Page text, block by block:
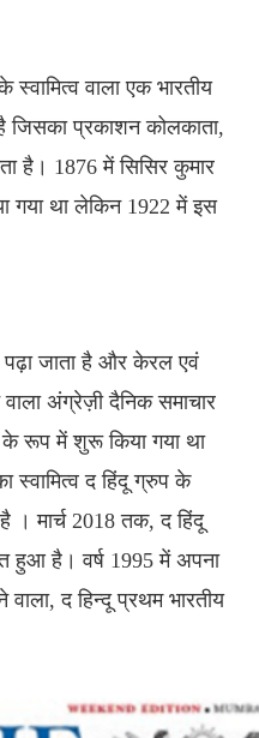
वाला एक भारतीय
जिसका प्रकाशन कोलकाता,
है। 1876 में सिसिर कुमार
गया था लेकिन 1922 में इस
पढ़ा जाता है और केरल एवं
अंग्रेज़ी दैनिक समाचार
के रूप में शुरू किया गया था
स्वामित्व द हिंदू ग्रुप के
। मार्च 2018 तक, द हिंदू
हुआ है। वर्ष 1995 में अपना
द हिन्दू प्रथम भारतीय